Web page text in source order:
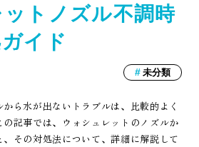
トノズル不調時
イド
未分類
ら水が出ないトラブルは、比較的よく
記事では、ウォシュレットのノズルか
その対処法について、詳細に解説して